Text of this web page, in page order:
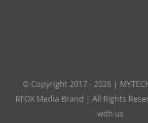
© Copyright 2017 - 2026 |
RFOX Media Brand | All Rights
with us